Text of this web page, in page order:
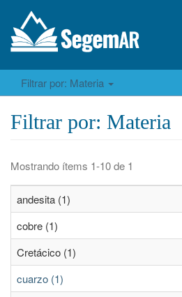
Filtrar por: Materia
Filtrar por: Materia
Mostrando ítems 1-10 de 1
andesita (1)
cobre (1)
Cretácico (1)
cuarzo (1)